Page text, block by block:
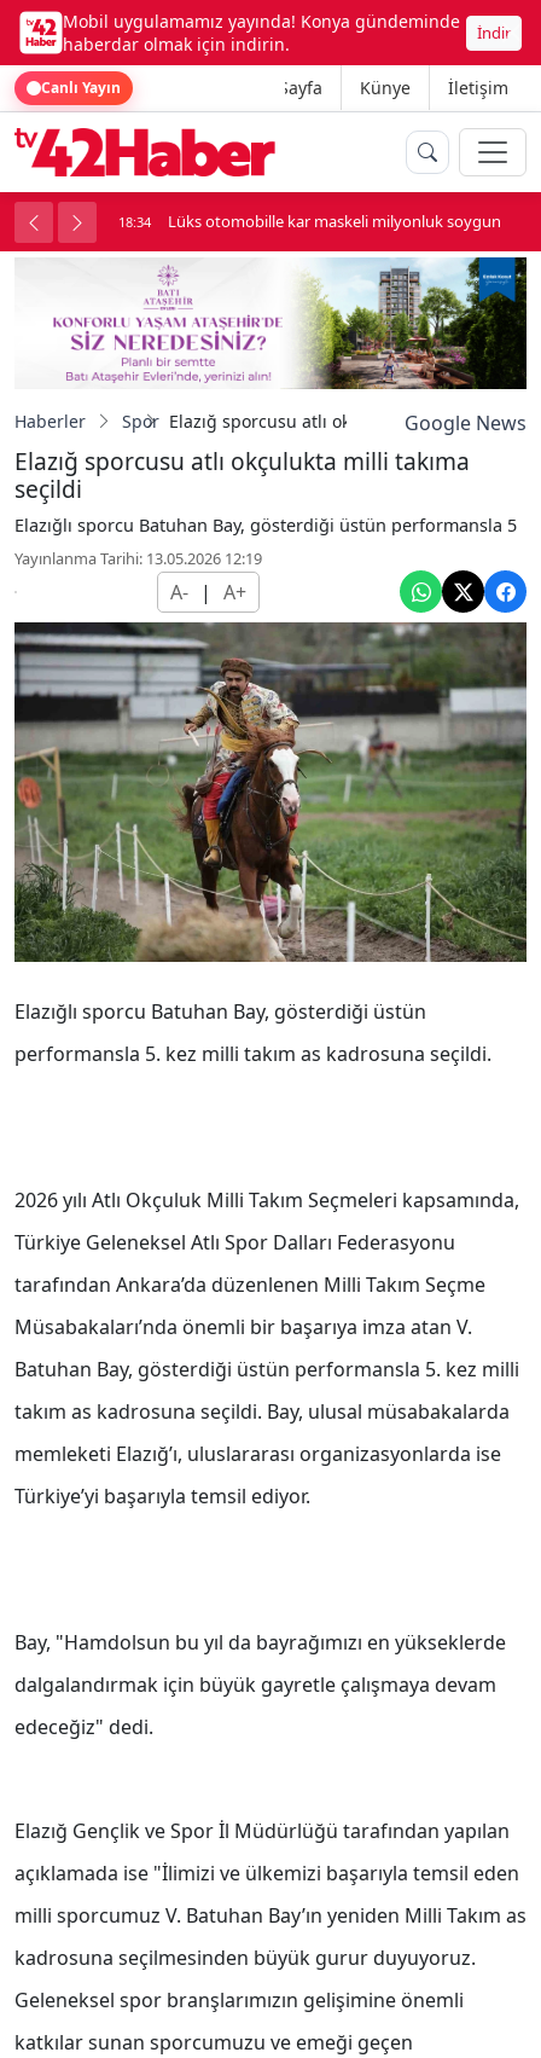
Mobil uygulamamız yayında! Konya gündeminde
haberdar olmak için indirin.
İndir
Canlı Yayın Ana Sayfa Künye İletişim
kavga çıktı 18:34 Lüks otomobille kar maskeli milyonluk soygun
Haberler Spor Elazığ sporcusu atlı okçulukta milli takıma
Google News
Elazığ sporcusu atlı okçulukta milli takıma
seçildi
Elazığlı sporcu Batuhan Bay, gösterdiği üstün performansla 5
Yayınlanma Tarihi: 13.05.2026 12:19
A- | A+
Elazığlı sporcu Batuhan Bay, gösterdiği üstün
performansla 5. kez milli takım as kadrosuna seçildi.
2026 yılı Atlı Okçuluk Milli Takım Seçmeleri kapsamında,
Türkiye Geleneksel Atlı Spor Dalları Federasyonu
tarafından Ankara’da düzenlenen Milli Takım Seçme
Müsabakaları’nda önemli bir başarıya imza atan V.
Batuhan Bay, gösterdiği üstün performansla 5. kez milli
takım as kadrosuna seçildi. Bay, ulusal müsabakalarda
memleketi Elazığ’ı, uluslararası organizasyonlarda ise
Türkiye’yi başarıyla temsil ediyor.
Bay, "Hamdolsun bu yıl da bayrağımızı en yükseklerde
dalgalandırmak için büyük gayretle çalışmaya devam
edeceğiz" dedi.
Elazığ Gençlik ve Spor İl Müdürlüğü tarafından yapılan
açıklamada ise "İlimizi ve ülkemizi başarıyla temsil eden
milli sporcumuz V. Batuhan Bay’ın yeniden Milli Takım as
kadrosuna seçilmesinden büyük gurur duyuyoruz.
Geleneksel spor branşlarımızın gelişimine önemli
katkılar sunan sporcumuzu ve emeği geçen